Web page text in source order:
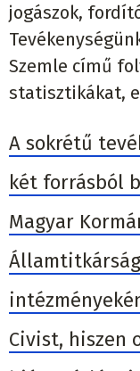
jogászok,
Szemle című
statisztikákat,
A sokrétű
két forrásból
Magyar
Civist, hiszen